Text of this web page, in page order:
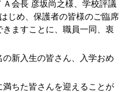
会長 彦坂尚之様、学校評議
じめ、保護者の皆様のご臨席
ますことに、職員一同、衷
新入生の皆さん、入学おめ
ちた皆さんを迎えることが